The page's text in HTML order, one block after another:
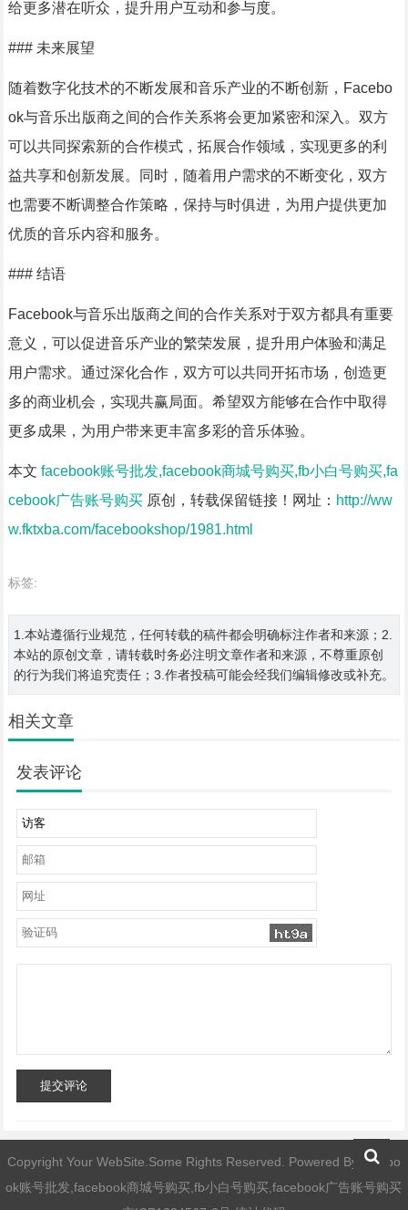
给更多潜在听众，提升用户互动和参与度。
### 未来展望
随着数字化技术的不断发展和音乐产业的不断创新，Facebo
ok与音乐出版商之间的合作关系将会更加紧密和深入。双方
可以共同探索新的合作模式，拓展合作领域，实现更多的利
益共享和创新发展。同时，随着用户需求的不断变化，双方
也需要不断调整合作策略，保持与时俱进，为用户提供更加
优质的音乐内容和服务。
### 结语
Facebook与音乐出版商之间的合作关系对于双方都具有重要
意义，可以促进音乐产业的繁荣发展，提升用户体验和满足
用户需求。通过深化合作，双方可以共同开拓市场，创造更
多的商业机会，实现共赢局面。希望双方能够在合作中取得
更多成果，为用户带来更丰富多彩的音乐体验。
本文 facebook账号批发,facebook商城号购买,fb小白号购买,fa
cebook广告账号购买原创，转载保留链接！网址： http://ww
w.fktxba.com/facebookshop/1981.html
标签:
1.本站遵循行业规范，任何转载的稿件都会明确标注作者和来源；2.
本站的原创文章，请转载时务必注明文章作者和来源，不尊重原创
的行为我们将追究责任；3.作者投稿可能会经我们编辑修改或补充。
相关文章
发表评论
提交评论
Copyright Your WebSite.Some Rights Reserved. Powered By
facebo
ok账号批发,facebook商城号购买,fb小白号购买,facebook广告账号购买